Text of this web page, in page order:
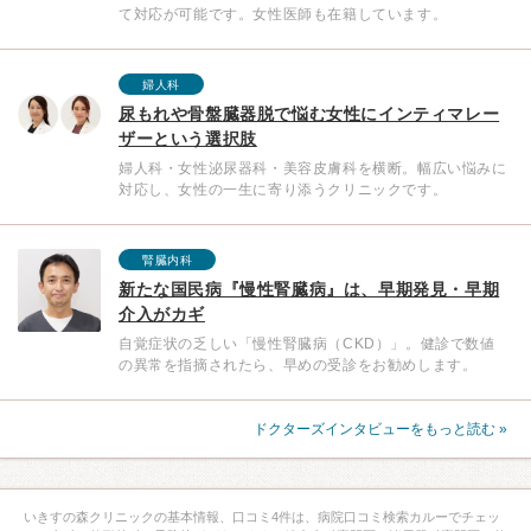
て対応が可能です。女性医師も在籍しています。
婦人科
尿もれや骨盤臓器脱で悩む女性にインティマレー
ザーという選択肢
婦人科・女性泌尿器科・美容皮膚科を横断。幅広い悩みに
対応し、女性の一生に寄り添うクリニックです。
腎臓内科
新たな国民病『慢性腎臓病』は、早期発見・早期
介入がカギ
自覚症状の乏しい「慢性腎臓病（CKD）」。健診で数値
の異常を指摘されたら、早めの受診をお勧めします。
ドクターズインタビューをもっと読む »
いきすの森クリニックの基本情報、口コミ4件は、病院口コミ検索カルーでチェッ